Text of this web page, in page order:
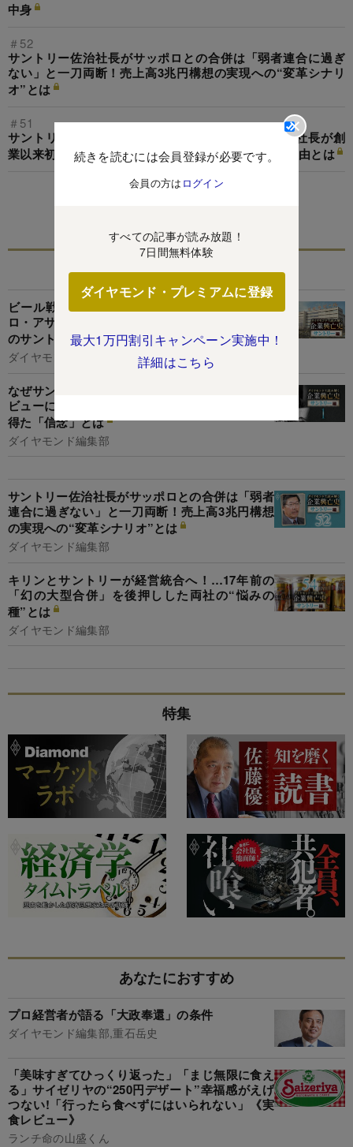
続きを読むには会員登録が必要です。
会員の方は ログイン
すべての記事が読み放題！
7日間無料体験
ダイヤモンド・プレミアムに登録
最大1万円割引キャンペーン実施中！
詳細はこちら
中身
＃52
サントリー佐治社長がサッポロとの合併は「弱者連合に過ぎ
ない」と一刀両断！売上高3兆円構想の実現への“変革シナリ
オ”とは
＃51
サントリー「カンパニー制」導入の経緯、佐治信忠社長が創
業以来初の大組織改革という“荒療治”に踏み切った理由とは
関連記事
ビール戦争は宝酒造の撤退で新局面へ！サッポ
ロ・アサヒはキリン対抗策を強化、「背水の陣」
のサントリーは2つの“切り札”を投入
ダイヤモンド編集部
なぜサントリーは上場しないのか？創業者インタ
ビューに見る、ウイスキー事業立ち上げの苦労で
得た「信念」とは
ダイヤモンド編集部
サントリー佐治社長がサッポロとの合併は「弱者
連合に過ぎない」と一刀両断！売上高3兆円構想
の実現への“変革シナリオ”とは
ダイヤモンド編集部
キリンとサントリーが経営統合へ！…17年前の
「幻の大型合併」を後押しした両社の“悩みの
種”とは
ダイヤモンド編集部
特集
あなたにおすすめ
プロ経営者が語る「大政奉還」の条件
ダイヤモンド編集部,重石岳史
「美味すぎてひっくり返った」「まじ無限に食え
る」サイゼリヤの“250円デザート”幸福感がえげ
つない!「行ったら食べずにはいられない」《実
食レビュー》
ランチ命の山盛くん